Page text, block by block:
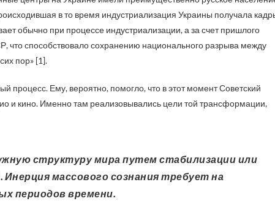
в то время индустриализация Украины получала
обычно при процессе индустриализации, а за счет пришлого
что способствовало сохранению национального разрыва между
пор» [1].
Ему, вероятно, помогло, что в этот момент Советский
и кино. Именно там реализовывались цели той трансформации,
массового сознания требует на
периодов времени.